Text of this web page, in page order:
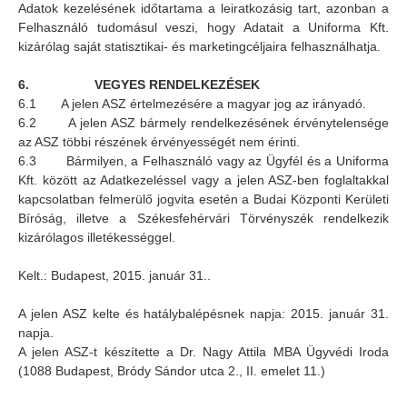
Adatok kezelésének időtartama a leiratkozásig tart, azonban a
Felhasználó tudomásul veszi, hogy Adatait a Uniforma Kft.
kizárólag saját statisztikai- és marketingcéljaira felhasználhatja.
6. VEGYES RENDELKEZÉSEK
6.1 A jelen ASZ értelmezésére a magyar jog az irányadó.
6.2 A jelen ASZ bármely rendelkezésének érvénytelensége
az ASZ többi részének érvényességét nem érinti.
6.3 Bármilyen, a Felhasználó vagy az Ügyfél és a Uniforma
Kft. között az Adatkezeléssel vagy a jelen ASZ-ben foglaltakkal
kapcsolatban felmerülő jogvita esetén a Budai Központi Kerületi
Bíróság, illetve a Székesfehérvári Törvényszék rendelkezik
kizárólagos illetékességgel.
Kelt.: Budapest, 2015. január 31..
A jelen ASZ kelte és hatálybalépésnek napja: 2015. január 31.
napja.
A jelen ASZ-t készítette a Dr. Nagy Attila MBA Ügyvédi Iroda
(1088 Budapest, Bródy Sándor utca 2., II. emelet 11.)